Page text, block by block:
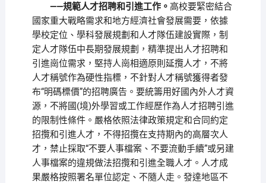
——規範人才招聘和引進工作。 高校要緊密結合
國家重大戰略需求和地方經濟社會發展需要，依據
學校定位、學科發展規劃和人才隊伍建設實際，制
定人才隊伍中長期發展規劃，精準提出人才招聘和
引進崗位需求，堅持人崗相適原則延攬人才，不將
人才稱號作為硬性指標，不針對人才稱號獲得者發
布“明碼標價”的招聘廣告。要統籌用好國內外人才資
源，不將國(境)外學習或工作經歷作為人才招聘引進
的限制性條件。嚴格依照法律政策規定和合同約定
招攬和引進人才，不得招攬在支持期內的高層次人
才，禁止採取“不要人事檔案、不要流動手續”或另建
人事檔案的違規做法招攬和引進全職人才。人才成
果嚴格按照署名單位認定、不隨人走。發達地區不